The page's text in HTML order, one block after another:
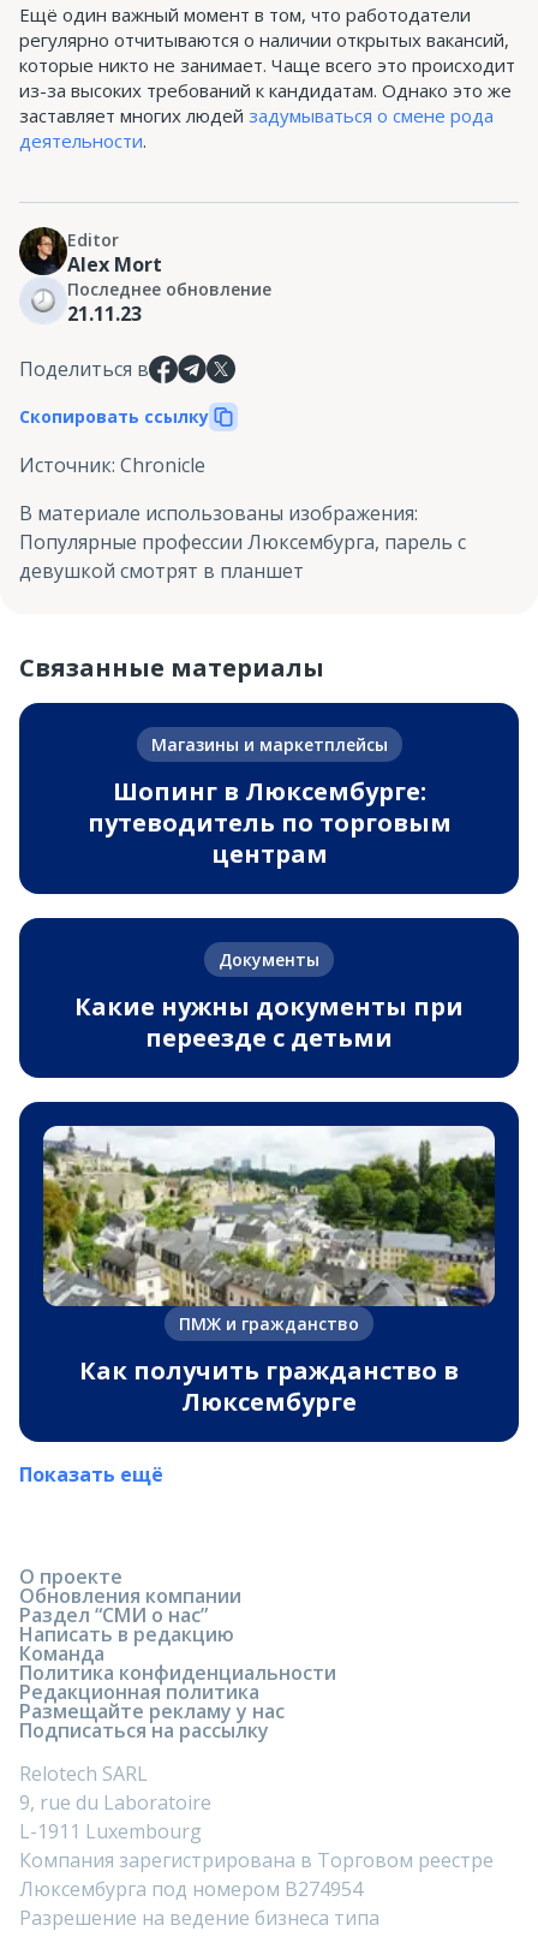
Ещё один важный момент в том, что работодатели
регулярно отчитываются о наличии открытых вакансий,
которые никто не занимает. Чаще всего это происходит
из-за высоких требований к кандидатам. Однако это же
заставляет многих людей задумываться о смене рода
деятельности.
Editor
Alex Mort
Последнее обновление
21.11.23
Поделиться в
Скопировать ссылку
Источник: Chronicle
В материале использованы изображения:
Популярные профессии Люксембурга, парель с
девушкой смотрят в планшет
Связанные материалы
Магазины и маркетплейсы
Шопинг в Люксембурге:
путеводитель по торговым
центрам
Документы
Какие нужны документы при
переезде с детьми
ПМЖ и гражданство
Как получить гражданство в
Люксембурге
Показать ещё
О проекте
Обновления компании
Раздел “СМИ о нас”
Написать в редакцию
Команда
Политика конфиденциальности
Редакционная политика
Размещайте рекламу у нас
Подписаться на рассылку
Relotech SARL
9, rue du Laboratoire
L-1911 Luxembourg
Компания зарегистрирована в Торговом реестре
Люксембурга под номером B274954
Разрешение на ведение бизнеса типа